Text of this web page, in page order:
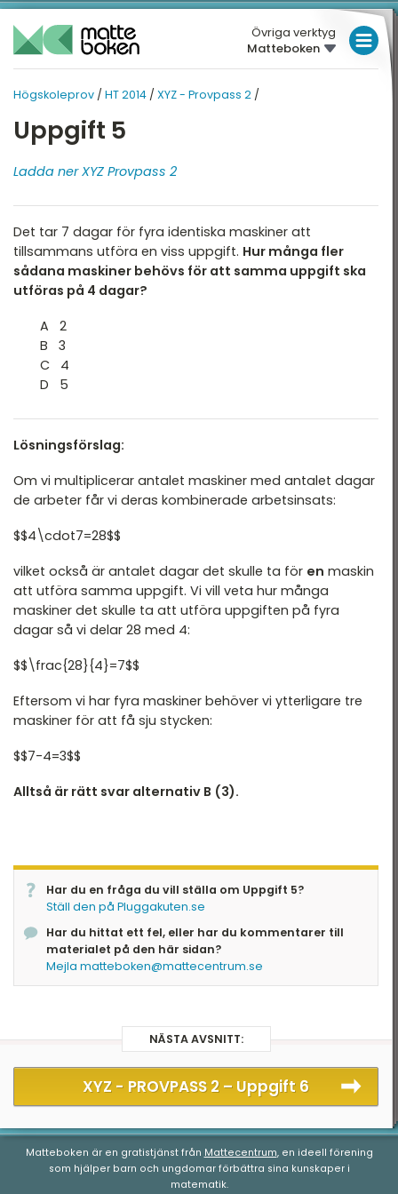
Övriga verktyg
Matteboken
Högskoleprov / HT 2014 / XYZ - Provpass 2 /
Uppgift 5
Ladda ner XYZ Provpass 2
Det tar 7 dagar för fyra identiska maskiner att
tillsammans utföra en viss uppgift. Hur många fler
sådana maskiner behövs för att samma uppgift ska
utföras på 4 dagar?
A 2
B 3
C 4
D 5
Lösningsförslag:
Om vi multiplicerar antalet maskiner med antalet dagar
de arbeter får vi deras kombinerade arbetsinsats:
$$4\cdot7=28$$
vilket också är antalet dagar det skulle ta för en maskin
att utföra samma uppgift. Vi vill veta hur många
maskiner det skulle ta att utföra uppgiften på fyra
dagar så vi delar 28 med 4:
$$\frac{28}{4}=7$$
Eftersom vi har fyra maskiner behöver vi ytterligare tre
maskiner för att få sju stycken:
$$7-4=3$$
Alltså är rätt svar alternativ B (3).
Har du en fråga du vill ställa om Uppgift 5?
Ställ den på Pluggakuten.se
Har du hittat ett fel, eller har du kommentarer till
materialet på den här sidan?
Mejla matteboken@mattecentrum.se
NÄSTA AVSNITT:
XYZ - PROVPASS 2 – Uppgift 6
LÅGSTADIET
MELLANSTADIET
HÖGSKOLEPROV
Översikt
2026
2025
2025
2024
2023
2023
2022 - maj
2021
2021
2018
2017
2014
HÖGSKOLEPROV
XYZ - Provpass 5
DTK Provpass 2
2013
2012
DIGITALA VERKTYG
Matteboken är en gratistjänst från Mattecentrum, en ideell förening
som hjälper barn och ungdomar förbättra sina kunskaper i
matematik.